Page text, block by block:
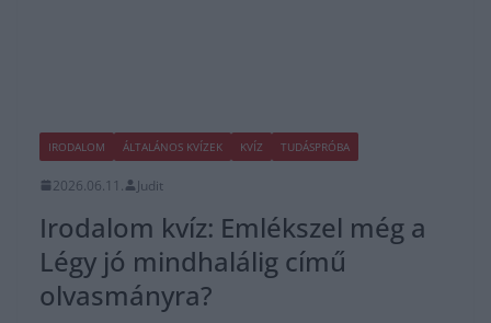
IRODALOM ÁLTALÁNOS KVÍZEK KVÍZ TUDÁSPRÓBA
2026.06.11. Judit
Irodalom kvíz: Emlékszel még a
Légy jó mindhalálig című
olvasmányra?